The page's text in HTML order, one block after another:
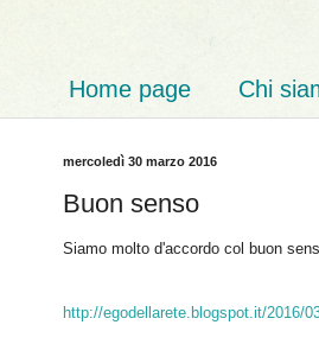
Home page Chi
mercoledì 30 marzo 2016
Buon senso
Siamo molto d'accordo col buon
http://egodellarete.blogspot.it/2016/